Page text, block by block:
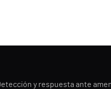
y respuesta ante